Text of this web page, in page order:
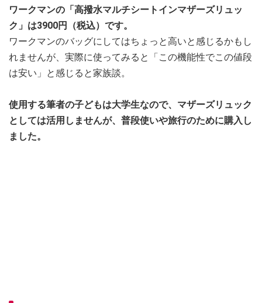
ワークマンの「高撥水マルチシートインマザーズリュッ
ク」は3900円（税込）です。
ワークマンのバッグにしてはちょっと高いと感じるかもし
れませんが、実際に使ってみると「この機能性でこの値段
は安い」と感じると家族談。
使用する筆者の子どもは大学生なので、マザーズリュック
としては活用しませんが、普段使いや旅行のために購入し
ました。